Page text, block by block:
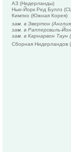
АЗ (Нидерланды)
Нью-Йорк Ред Буллз
Кимпхо (Южная Корея)
зам. в Эвертон
зам. в Рапперсвиль-
зам. в Карнарвон Таун
Сборная Нидерландов